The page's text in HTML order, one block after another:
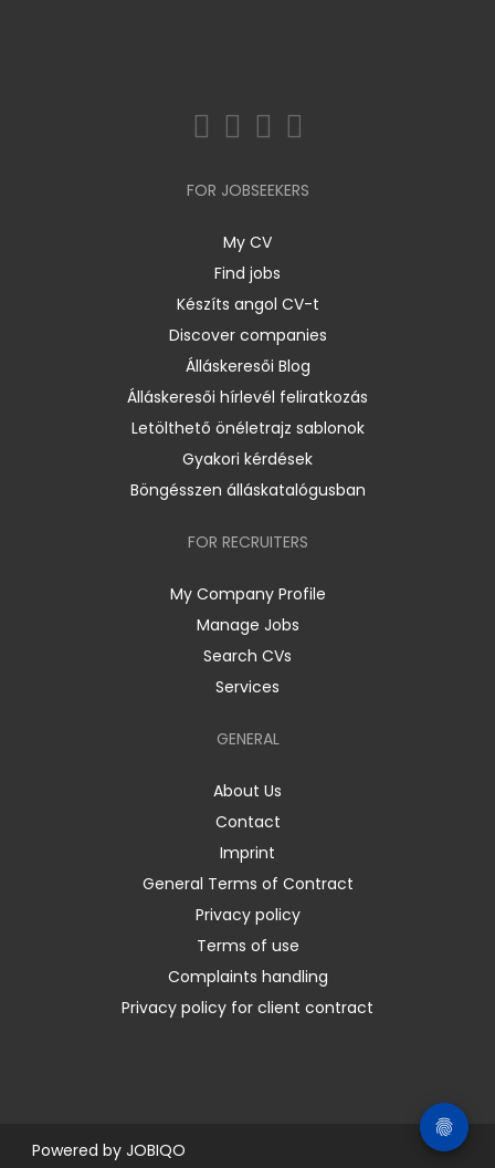
FOR JOBSEEKERS
My CV
Find jobs
Készíts angol CV-t
Discover companies
Álláskeresői Blog
Álláskeresői hírlevél feliratkozás
Letölthető önéletrajz sablonok
Gyakori kérdések
Böngésszen álláskatalógusban
FOR RECRUITERS
My Company Profile
Manage Jobs
Search CVs
Services
GENERAL
About Us
Contact
Imprint
General Terms of Contract
Privacy policy
Terms of use
Complaints handling
Privacy policy for client contract
Powered by JOBIQO